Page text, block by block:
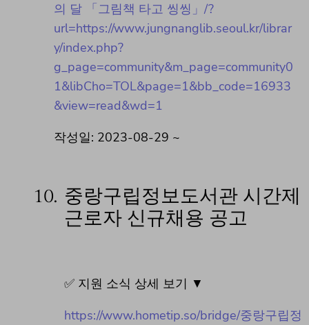
의 달 「그림책 타고 씽씽」/?
url=https://www.jungnanglib.seoul.kr/librar
y/index.php?
g_page=community&m_page=community0
1&libCho=TOL&page=1&bb_code=16933
&view=read&wd=1
작성일: 2023-08-29 ~
10. 중랑구립정보도서관 시간제
근로자 신규채용 공고
✅ 지원 소식 상세 보기 ▼
https://www.hometip.so/bridge/중랑구립정